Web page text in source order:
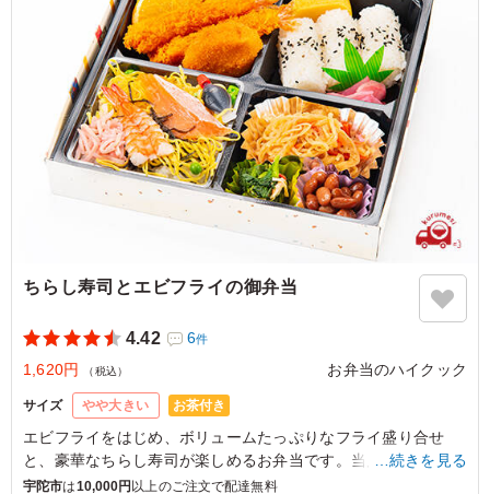
ちらし寿司とエビフライの御弁当
4.42 6件
1,620円 （税込） お弁当のハイクック
サイズ やや大きい お茶付き
エビフライをはじめ、ボリュームたっぷりなフライ盛り合せ
と、豪華なちらし寿司が楽しめるお弁当です。当店自慢の副菜
と共に、おもてなしの機会に是非ご利用下さい。
…続きを見る
宇陀市は10,000円 以上のご注文で配達無料